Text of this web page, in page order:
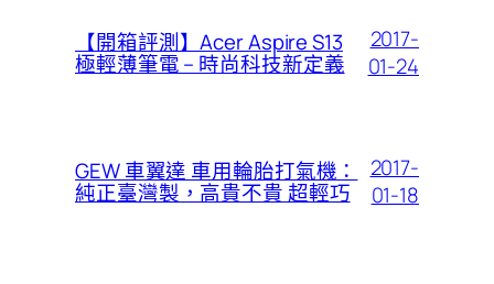
【開箱評測】Acer Aspire S13
極輕薄筆電 – 時尚科技新定義
2017-
01-24
GEW 車翼達 車用輪胎打氣機：
純正臺灣製，高貴不貴 超輕巧
2017-
01-18